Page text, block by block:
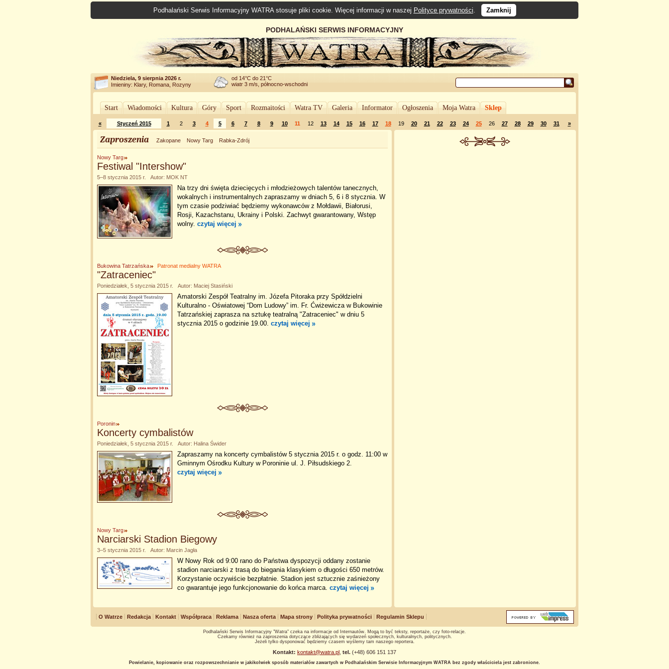
Podhalański Serwis Informacyjny WATRA stosuje pliki cookie. Więcej informacji w naszej Polityce prywatności. Zamknij
PODHALAŃSKI SERWIS INFORMACYJNY
Niedziela, 9 sierpnia 2026 r.
Imieniny: Klary, Romana, Rozyny
od 14°C do 21°C
wiatr 3 m/s, północno-wschodni
Start Wiadomości Kultura Góry Sport Rozmaitości Watra TV Galeria Informator Ogłoszenia Moja Watra Sklep
« Styczeń 2015 1 2 3 4 5 6 7 8 9 10 11 12 13 14 15 16 17 18 19 20 21 22 23 24 25 26 27 28 29 30 31 »
Zaproszenia Zakopane Nowy Targ Rabka-Zdrój
Nowy Targ
Festiwal "Intershow"
5–8 stycznia 2015 r. Autor: MOK NT
Na trzy dni święta dziecięcych i młodzieżowych talentów tanecznych,
wokalnych i instrumentalnych zapraszamy w dniach 5, 6 i 8 stycznia. W
tym czasie podziwiać będziemy wykonawców z Mołdawii, Białorusi,
Rosji, Kazachstanu, Ukrainy i Polski. Zachwyt gwarantowany, Wstęp
wolny. czytaj więcej
Bukowina Tatrzańska Patronat medialny WATRA
"Zatraceniec"
Poniedziałek, 5 stycznia 2015 r. Autor: Maciej Stasiński
Amatorski Zespół Teatralny im. Józefa Pitoraka przy Spółdzielni
Kulturalno - Oświatowej “Dom Ludowy” im. Fr. Ćwiżewicza w Bukowinie
Tatrzańskiej zaprasza na sztukę teatralną "Zatraceniec" w dniu 5
stycznia 2015 o godzinie 19.00. czytaj więcej
Poronin
Koncerty cymbalistów
Poniedziałek, 5 stycznia 2015 r. Autor: Halina Świder
Zapraszamy na koncerty cymbalistów 5 stycznia 2015 r. o godz. 11:00 w
Gminnym Ośrodku Kultury w Poroninie ul. J. Piłsudskiego 2.
czytaj więcej
Nowy Targ
Narciarski Stadion Biegowy
3–5 stycznia 2015 r. Autor: Marcin Jagła
W Nowy Rok od 9:00 rano do Państwa dyspozycji oddany zostanie
stadion narciarski z trasą do biegania klasykiem o długości 650 metrów.
Korzystanie oczywiście bezpłatnie. Stadion jest sztucznie zaśnieżony
co gwarantuje jego funkcjonowanie do końca marca. czytaj więcej
O Watrze Redakcja Kontakt Współpraca Reklama Nasza oferta Mapa strony Polityka prywatności Regulamin Sklepu
Podhalański Serwis Informacyjny "Watra" czeka na informacje od Internautów. Mogą to być teksty, reportaże, czy foto-relacje.
Czekamy również na zaproszenia dotyczące zbliżających się wydarzeń społecznych, kulturalnych, politycznych.
Jeżeli tylko dysponować będziemy czasem wyślemy tam naszego reportera.
Kontakt: kontakt@watra.pl tel. (+48) 606 151 137
Powielanie, kopiowanie oraz rozpowszechnianie w jakikolwiek sposób materiałów zawartych w Podhalańskim Serwisie Informacyjnym WATRA bez zgody właściciela jest zabronione.